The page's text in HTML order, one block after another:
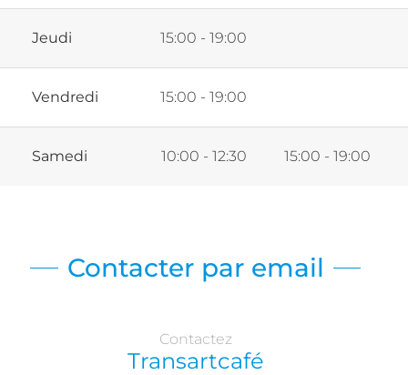
Jeudi 15:00 - 19:00
Vendredi 15:00 - 19:00
Samedi 10:00 - 12:30 15:00 - 19:00
Contacter par email
Contactez
Transartcafé